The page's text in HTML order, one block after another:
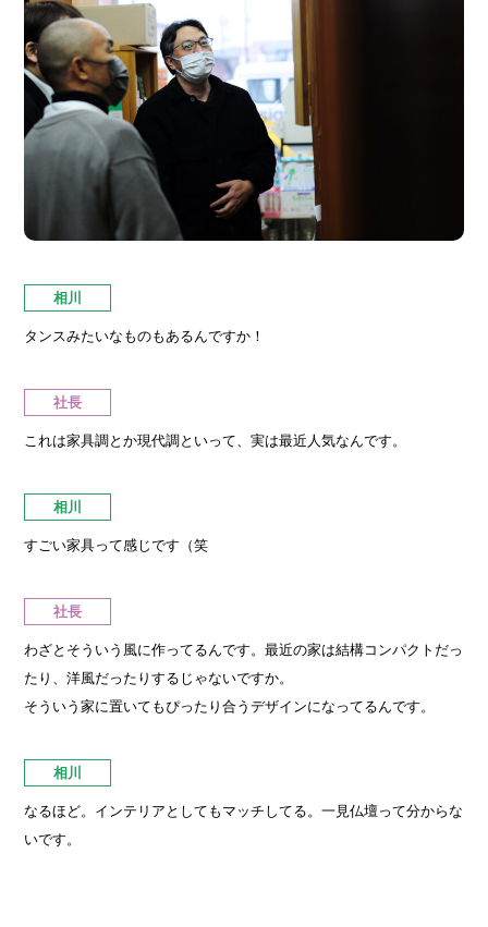
相川
タンスみたいなものもあるんですか！
社長
これは家具調とか現代調といって、実は最近人気なんです。
相川
すごい家具って感じです（笑
社長
わざとそういう風に作ってるんです。最近の家は結構コンパクトだっ
たり、洋風だったりするじゃないですか。
そういう家に置いてもぴったり合うデザインになってるんです。
相川
なるほど。インテリアとしてもマッチしてる。一見仏壇って分からな
いです。